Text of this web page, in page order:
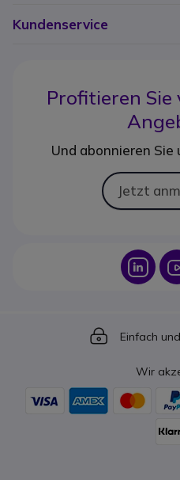
Kundenservice
Profitieren Sie
Und abonnieren
Jetzt
Icon
Icon
Einfach
Wir